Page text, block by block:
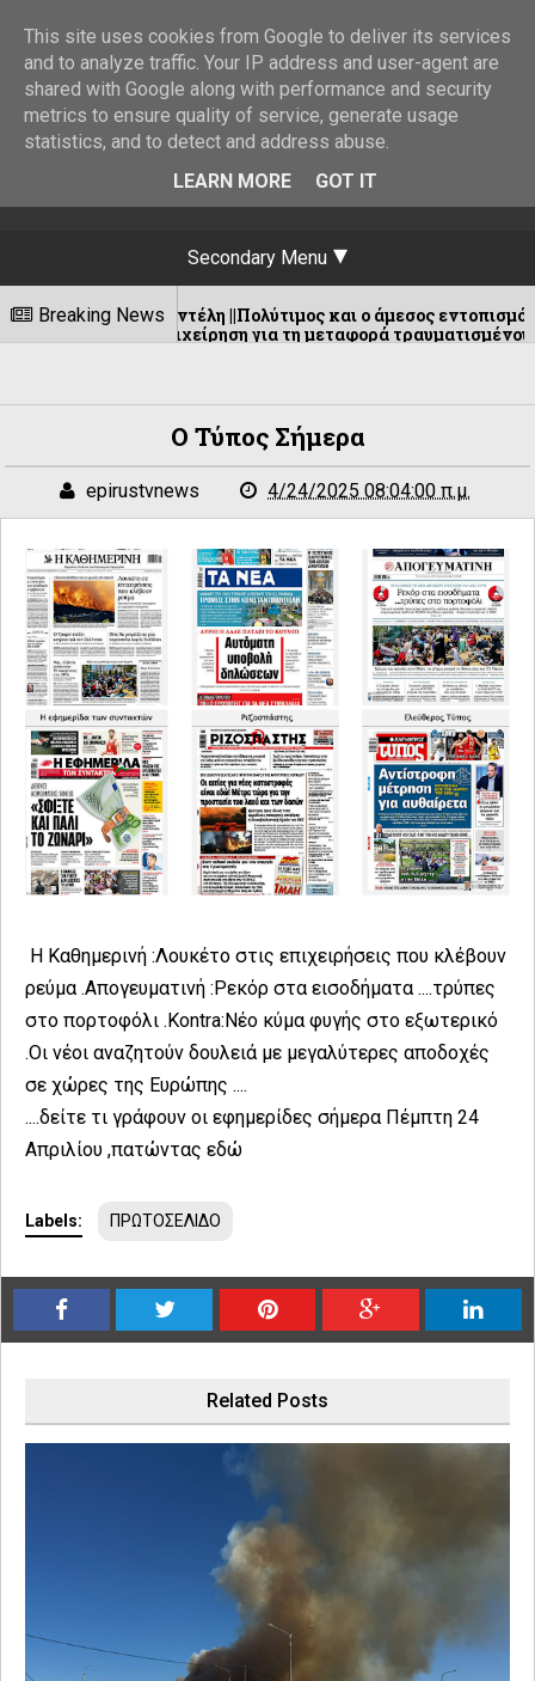
Secondary Menu
Breaking News
Πεντέλη ||Πολύτιμος και ο άμεσος εντοπισμός από την
επιχείρηση για τη μεταφορά τραυματισμένου ατόμου
Ο Τύπος Σήμερα
epirustvnews 4/24/2025 08:04:00 π.μ.
Η Καθημερινή :Λουκέτο στις επιχειρήσεις που κλέβουν
ρεύμα .Απογευματινή :Ρεκόρ στα εισοδήματα ....τρύπες
στο πορτοφόλι .Kontra:Νέο κύμα φυγής στο εξωτερικό
.Οι νέοι αναζητούν δουλειά με μεγαλύτερες αποδοχές
σε χώρες της Ευρώπης ....
....δείτε τι γράφουν οι εφημερίδες σήμερα Πέμπτη 24
Απριλίου ,πατώντας εδώ
Labels: ΠΡΩΤΟΣΕΛΙΔΟ
Related Posts
This site uses cookies from Google to deliver its services
and to analyze traffic. Your IP address and user-agent are
shared with Google along with performance and security
metrics to ensure quality of service, generate usage
statistics, and to detect and address abuse.
LEARN MORE
GOT IT